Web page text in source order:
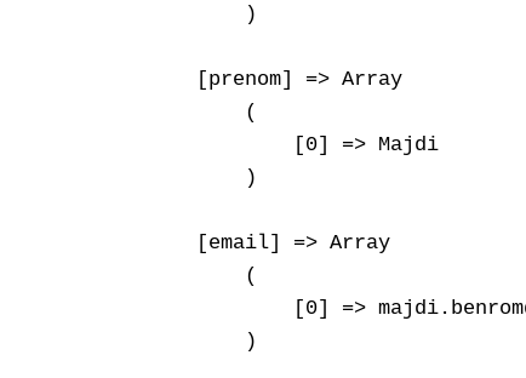
        )
    [prenom] => Array
        (
            [0] => Majdi
        )
    [email] => Array
        (
[0] =>
        )